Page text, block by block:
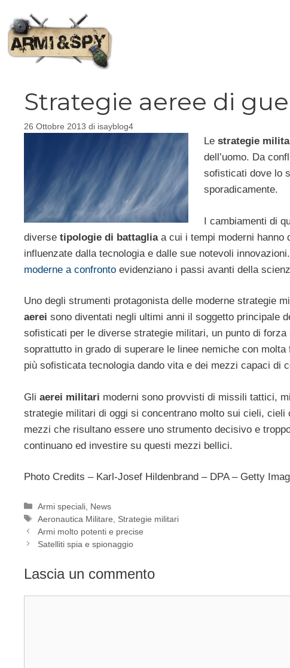
contenuto
Strategie aeree di
26 Ottobre 2013 di isayblog4
Lestrategie
dell’uomo. Da
sofisticati dove lo
sporadicamente.
I cambiamenti di
diverse tipologie di battagliaa cui i tempi moderni hanno
influenzate dalla tecnologia e dalle sue notevoli innovazioni.
moderne a confronto evidenziano i passi avanti della
Uno degli strumenti protagonista delle moderne strategie
aerei sono diventati negli ultimi anni il soggetto principale
sofisticati per le diverse strategie militari, un punto di
soprattutto in grado di superare le linee nemiche con
più sofisticata tecnologia dando vita e dei mezzi capaci di
Gli aerei militari moderni sono provvisti di missili tattici,
strategie militari di oggi si concentrano molto sui cieli,
mezzi che risultano essere uno strumento decisivo e
continuano ed investire su questi mezzi bellici.
Photo Credits – Karl-Josef Hildenbrand – DPA – Getty
Categorie
Armi speciali News
Tag
Aeronautica Militare
Strategie militari
Armi molto potenti e precise
Satelliti spia e spionaggio
Lascia un commento